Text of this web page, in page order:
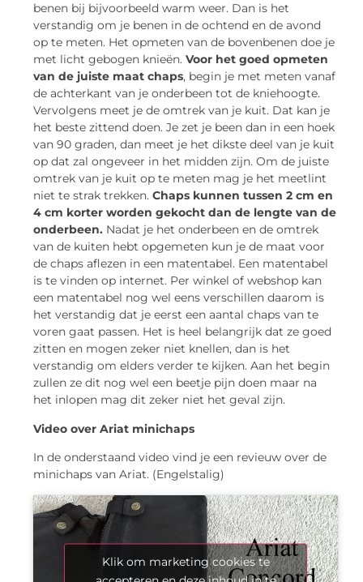
benen bij bijvoorbeeld warm weer. Dan is het
verstandig om je benen in de ochtend en de avond
op te meten. Het opmeten van de bovenbenen doe je
met licht gebogen knieën. Voor het goed opmeten
van de juiste maat chaps, begin je met meten vanaf
de achterkant van je onderbeen tot de kniehoogte.
Vervolgens meet je de omtrek van je kuit. Dat kan je
het beste zittend doen. Je zet je been dan in een hoek
van 90 graden, dan meet je het dikste deel van je kuit
op dat zal ongeveer in het midden zijn. Om de juiste
omtrek van je kuit op te meten mag je het meetlint
niet te strak trekken. Chaps kunnen tussen 2 cm en
4 cm korter worden gekocht dan de lengte van de
onderbeen. Nadat je het onderbeen en de omtrek
van de kuiten hebt opgemeten kun je de maat voor
de chaps aflezen in een matentabel. Een matentabel
is te vinden op internet. Per winkel of webshop kan
een matentabel nog wel eens verschillen daarom is
het verstandig dat je eerst een aantal chaps van te
voren gaat passen. Het is heel belangrijk dat ze goed
zitten en mogen zeker niet knellen, dan is het
verstandig om elders verder te kijken. Aan het begin
zullen ze dit nog wel een beetje pijn doen maar na
het inlopen mag dit zeker niet het geval zijn.
Video over Ariat minichaps
In de onderstaand video vind je een revieuw over de
minichaps van Ariat. (Engelstalig)
Klik om marketing cookies te